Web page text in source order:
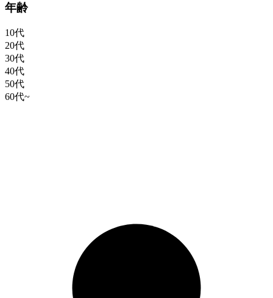
年齢
10代
20代
30代
40代
50代
60代~